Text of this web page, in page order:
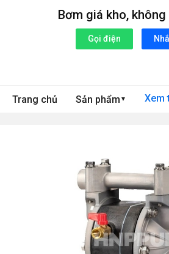
Bơm giá kho,
Gọi điện
Trang chủ Sản phẩm ▼ Xem